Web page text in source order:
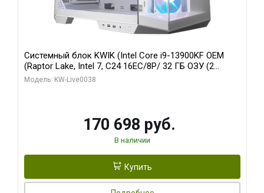
Системный блок KWIK (Intel Core i9-13900KF OEM
(Raptor Lake, Intel 7, C24 16EC/8P/ 32 ГБ ОЗУ (2
модуля)/ Gigabyte RX9070XT GAMING OC 16GB GDDR6
Модель: KW-Live0038
170 698 руб.
В наличии
Купить